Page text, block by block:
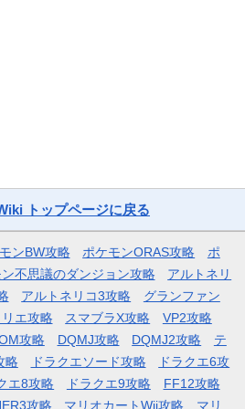
トップページに戻る
ンBW攻略 ポケモンORAS攻略
ポ
不思議のダンジョン攻略
アルトネリ
アルトネリコ3攻略
グランファン
エ攻略 スマブラX攻略
VP2攻略
攻略
DQMJ攻略 DQMJ2攻略
テ
略
ドラクエソード攻略
ドラクエ6攻
エ8攻略 ドラクエ9攻略
FF12攻略
攻略 マリオカートWii攻略 マリ